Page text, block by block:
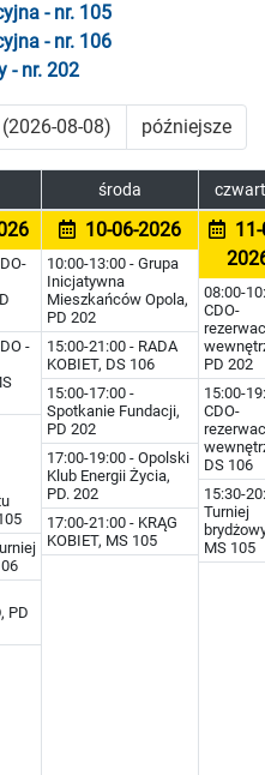
- nr. 105
- nr. 106
- nr. 202
08-08) późniejsze
środa
-
PD
10-06-2026
10:00-13:00 - Grupa
Inicjatywna
Mieszkańców Opola,
PD 202
15:00-21:00 - RADA
KOBIET, DS 106
15:00-17:00 -
Spotkanie Fundacji,
PD 202
17:00-19:00 - Opolski
Klub Energii Życia,
PD. 202
17:00-21:00 - KRĄG
KOBIET, MS 105
08:00-
CDO-
PD 202
15:00-
CDO-
DS 106
15:30-
Turniej
MS 105